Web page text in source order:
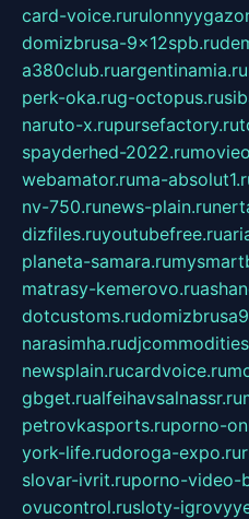
card-voice.ru
domizbrusa-9x12spb.ru
a380club.ruargentinamia.ru
perk-oka.rug-octopus.ru
naruto-x.rupursefactory.ru
spayderhed-2022.ru
webamator.ruma-
nv-750.runews-plain.ru
dizfiles.ruyoutubefree.ru
planeta-samara.ru
matrasy-kemerovo.ru
dotcustoms.ru
narasimha.ru
newsplain.rucardvoice.ru
gbget.rualfeihavsalnassr.ru
petrovkasports.ruporno-
york-life.rudoroga-expo.ru
slovar-ivrit.ruporno-video-
ovucontrol.rusloty-